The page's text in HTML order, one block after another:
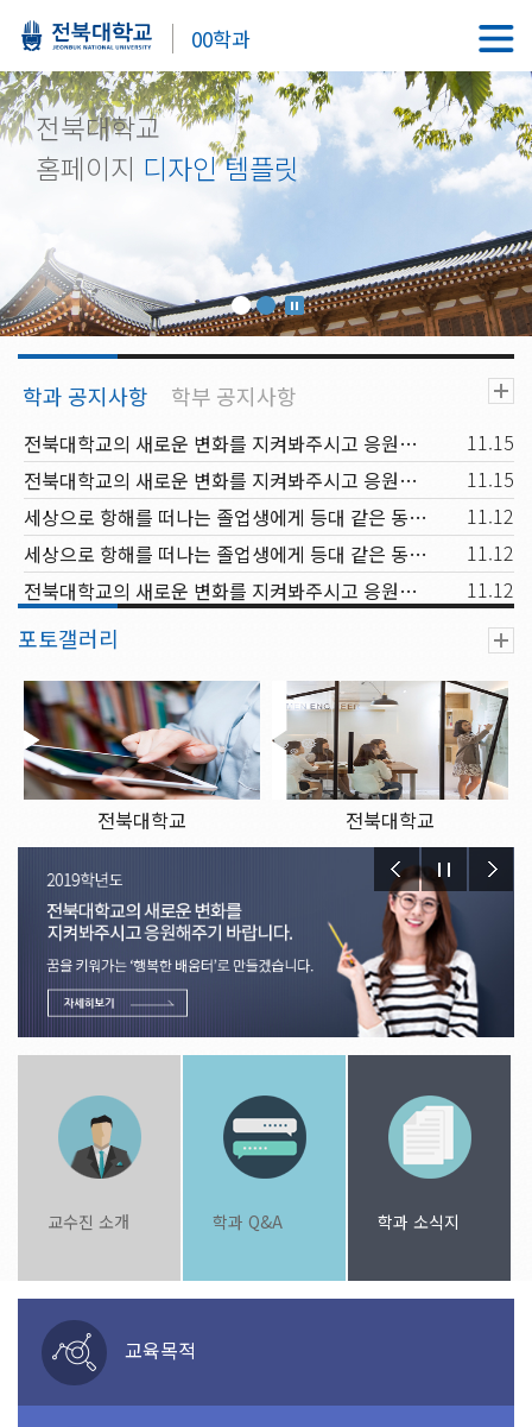
00학과
전북대학교
홈페이지 디자인 템플릿
전북대학교의 새로운 변화를 지켜봐주시고 응원해주시기 바랍니다.
11.15
전북대학교의 새로운 변화를 지켜봐주시고 응원해주시기 바랍니다.
11.15
세상으로 항해를 떠나는 졸업생에게 등대 같은 동반자가 되고, 신입생과 재학생에겐 꿈을 키워가는 행복한 배움터
11.12
세상으로 항해를 떠나는 졸업생에게 등대 같은 동반자가 되고, 신입생과 재학생에겐 꿈을 키워가는 행복한 배움터
11.12
전북대학교의 새로운 변화를 지켜봐주시고 응원해주시기 바랍니다.
11.12
포토갤러리
전북대학교 전북대학교
전북대학교
2019.11.12.
전북대학교
2019.11.12.
교수진 소개 학과 Q&A 학과 소식지
교육목적